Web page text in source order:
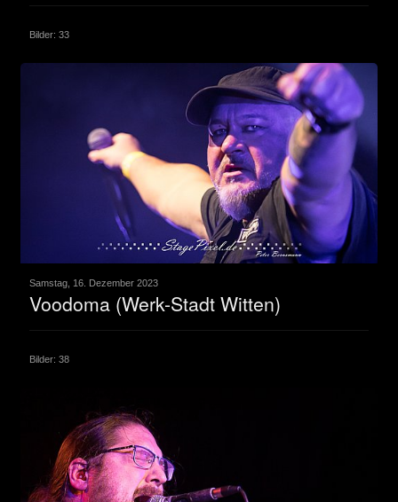
Bilder: 33
Samstag, 16. Dezember 2023
Voodoma (Werk-Stadt Witten)
Bilder: 38